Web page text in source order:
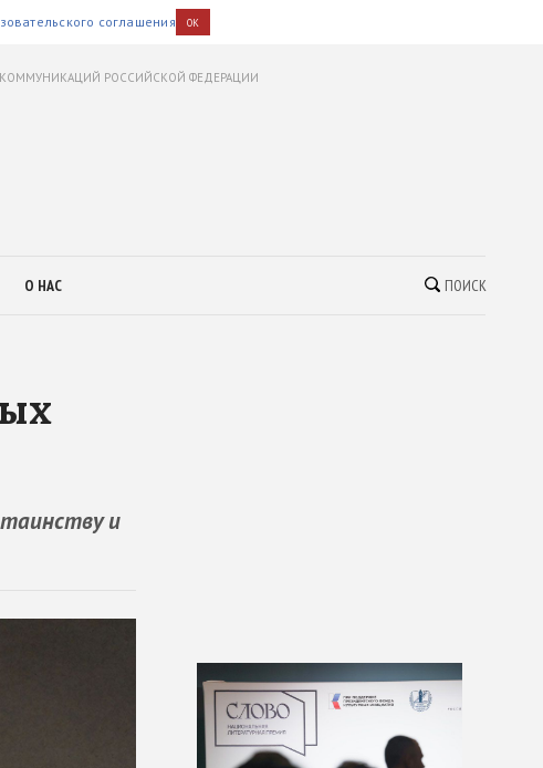
соглашения OK
РОССИЙСКОЙ ФЕДЕРАЦИИ
О НАС ПОИСК
и